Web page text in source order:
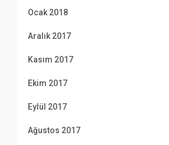
Ocak 2018
Aralık 2017
Kasım 2017
Ekim 2017
Eylül 2017
Ağustos 2017